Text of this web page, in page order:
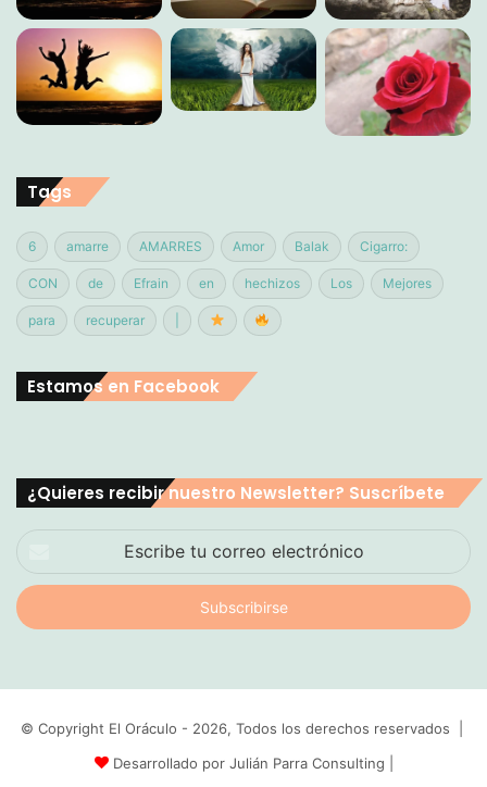
Tags
6 amarre AMARRES Amor Balak Cigarro:
CON de Efrain en hechizos Los Mejores
para recuperar
Estamos en Facebook
¿Quieres recibir nuestro Newsletter? Suscríbete
correo
electrónico
© Copyright El Oráculo - 2026, Todos los derechos reservados |
Desarrollado por Julián Parra Consulting